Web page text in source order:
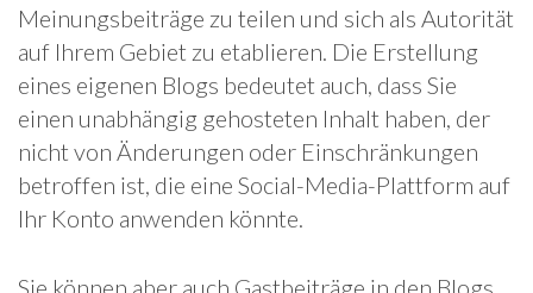
Meinungsbeiträge zu teilen und sich als Autorität
auf Ihrem Gebiet zu etablieren. Die Erstellung
eines eigenen Blogs bedeutet auch, dass Sie
einen unabhängig gehosteten Inhalt haben, der
nicht von Änderungen oder Einschränkungen
betroffen ist, die eine Social-Media-Plattform auf
Ihr Konto anwenden könnte.
Sie können aber auch Gastbeiträge in den Blogs